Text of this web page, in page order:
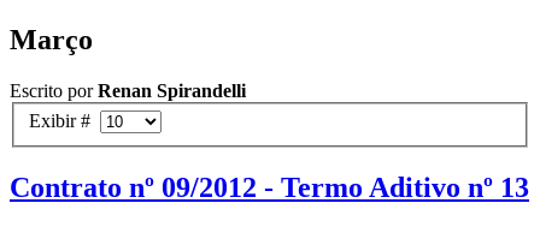
Março
Escrito porRenan Spirandelli
Exibir #
Contrato nº 09/2012 - Termo Aditivo nº 13